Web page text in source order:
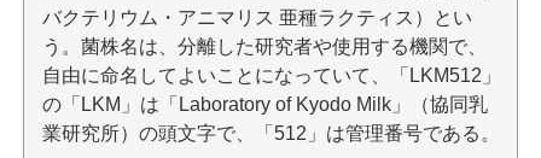
バクテリウム・アニマリス 亜種ラクティス）とい
う。菌株名は、分離した研究者や使用する機関で、
自由に命名してよいことになっていて、「LKM512」
の「LKM」は「Laboratory of Kyodo Milk」（協同乳
業研究所）の頭文字で、「512」は管理番号である。